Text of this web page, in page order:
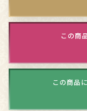
この商
この商品